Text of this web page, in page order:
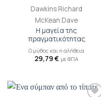
Dawkins Richard
McKean Dave
Η μαγεία της
πραγματικότητας
Ο μύθος και η αλήθεια
29,79 € με ΦΠΑ